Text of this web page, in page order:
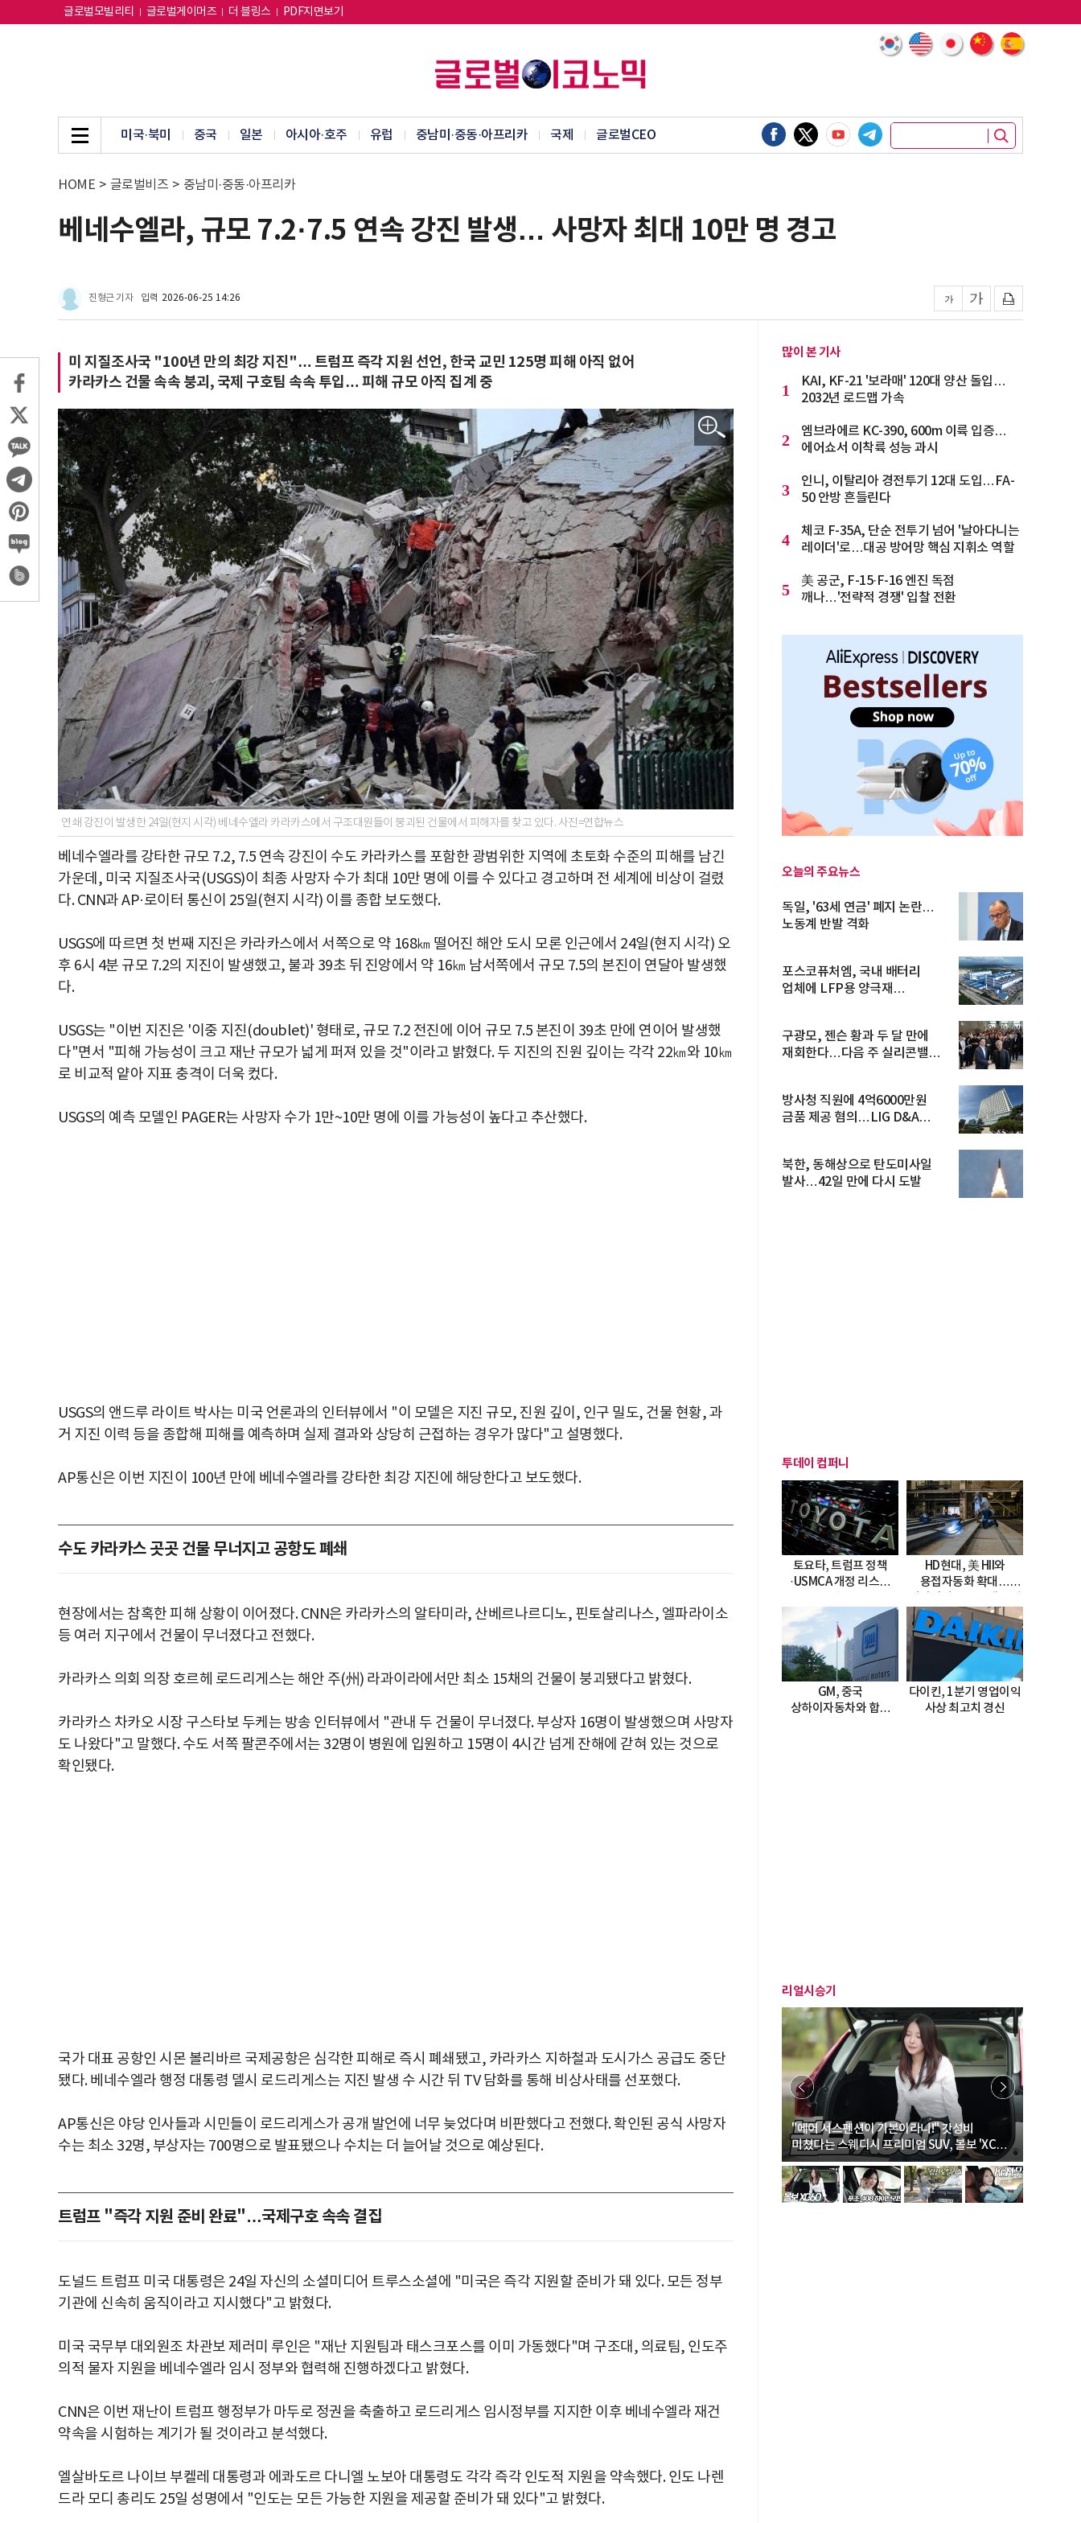
글로벌모빌리티 글로벌게이머즈 더 블링스 PDF지면보기
미국·북미 중국 일본 아시아·호주 유럽 중남미·중동·아프리카 국제 글로벌CEO
HOME > 글로벌비즈 > 중남미·중동·아프리카
베네수엘라, 규모 7.2·7.5 연속 강진 발생… 사망자 최대 10만 명 경고
진형근 기자 입력 2026-06-25 14:26
미 지질조사국 "100년 만의 최강 지진"… 트럼프 즉각 지원 선언, 한국 교민 125명 피해 아직 없어
카라카스 건물 속속 붕괴, 국제 구호팀 속속 투입… 피해 규모 아직 집계 중
연쇄 강진이 발생한 24일(현지 시각) 베네수엘라 카라카스에서 구조대원들이 붕괴된 건물에서 피해자를 찾고 있다. 사진=연합뉴스
베네수엘라를 강타한 규모 7.2, 7.5 연속 강진이 수도 카라카스를 포함한 광범위한 지역에 초토화 수준의 피해를 남긴
가운데, 미국 지질조사국(USGS)이 최종 사망자 수가 최대 10만 명에 이를 수 있다고 경고하며 전 세계에 비상이 걸렸
다. CNN과 AP·로이터 통신이 25일(현지 시각) 이를 종합 보도했다.
USGS에 따르면 첫 번째 지진은 카라카스에서 서쪽으로 약 168㎞ 떨어진 해안 도시 모론 인근에서 24일(현지 시각) 오
후 6시 4분 규모 7.2의 지진이 발생했고, 불과 39초 뒤 진앙에서 약 16㎞ 남서쪽에서 규모 7.5의 본진이 연달아 발생했
다.
USGS는 "이번 지진은 '이중 지진(doublet)' 형태로, 규모 7.2 전진에 이어 규모 7.5 본진이 39초 만에 연이어 발생했
다"면서 "피해 가능성이 크고 재난 규모가 넓게 퍼져 있을 것"이라고 밝혔다. 두 지진의 진원 깊이는 각각 22㎞와 10㎞
로 비교적 얕아 지표 충격이 더욱 컸다.
USGS의 예측 모델인 PAGER는 사망자 수가 1만~10만 명에 이를 가능성이 높다고 추산했다.
USGS의 앤드루 라이트 박사는 미국 언론과의 인터뷰에서 "이 모델은 지진 규모, 진원 깊이, 인구 밀도, 건물 현황, 과
거 지진 이력 등을 종합해 피해를 예측하며 실제 결과와 상당히 근접하는 경우가 많다"고 설명했다.
AP통신은 이번 지진이 100년 만에 베네수엘라를 강타한 최강 지진에 해당한다고 보도했다.
수도 카라카스 곳곳 건물 무너지고 공항도 폐쇄
현장에서는 참혹한 피해 상황이 이어졌다. CNN은 카라카스의 알타미라, 산베르나르디노, 핀토살리나스, 엘파라이소
등 여러 지구에서 건물이 무너졌다고 전했다.
카라카스 의회 의장 호르헤 로드리게스는 해안 주(州) 라과이라에서만 최소 15채의 건물이 붕괴됐다고 밝혔다.
카라카스 차카오 시장 구스타보 두케는 방송 인터뷰에서 "관내 두 건물이 무너졌다. 부상자 16명이 발생했으며 사망자
도 나왔다"고 말했다. 수도 서쪽 팔콘주에서는 32명이 병원에 입원하고 15명이 4시간 넘게 잔해에 갇혀 있는 것으로
확인됐다.
국가 대표 공항인 시몬 볼리바르 국제공항은 심각한 피해로 즉시 폐쇄됐고, 카라카스 지하철과 도시가스 공급도 중단
됐다. 베네수엘라 행정 대통령 델시 로드리게스는 지진 발생 수 시간 뒤 TV 담화를 통해 비상사태를 선포했다.
AP통신은 야당 인사들과 시민들이 로드리게스가 공개 발언에 너무 늦었다며 비판했다고 전했다. 확인된 공식 사망자
수는 최소 32명, 부상자는 700명으로 발표됐으나 수치는 더 늘어날 것으로 예상된다.
트럼프 "즉각 지원 준비 완료"…국제구호 속속 결집
도널드 트럼프 미국 대통령은 24일 자신의 소셜미디어 트루스소셜에 "미국은 즉각 지원할 준비가 돼 있다. 모든 정부
기관에 신속히 움직이라고 지시했다"고 밝혔다.
미국 국무부 대외원조 차관보 제러미 루인은 "재난 지원팀과 태스크포스를 이미 가동했다"며 구조대, 의료팀, 인도주
의적 물자 지원을 베네수엘라 임시 정부와 협력해 진행하겠다고 밝혔다.
CNN은 이번 재난이 트럼프 행정부가 마두로 정권을 축출하고 로드리게스 임시정부를 지지한 이후 베네수엘라 재건
약속을 시험하는 계기가 될 것이라고 분석했다.
엘살바도르 나이브 부켈레 대통령과 에콰도르 다니엘 노보아 대통령도 각각 즉각 인도적 지원을 약속했다. 인도 나렌
드라 모디 총리도 25일 성명에서 "인도는 모든 가능한 지원을 제공할 준비가 돼 있다"고 밝혔다.
많이 본 기사
1
KAI, KF-21 '보라매' 120대 양산 돌입…
2032년 로드맵 가속
2
엠브라에르 KC-390, 600m 이륙 입증…
에어쇼서 이착륙 성능 과시
3
인니, 이탈리아 경전투기 12대 도입…FA-
50 안방 흔들린다
4
체코 F-35A, 단순 전투기 넘어 '날아다니는
레이더'로…대공 방어망 핵심 지휘소 역할
5
美 공군, F-15·F-16 엔진 독점
깨나…'전략적 경쟁' 입찰 전환
오늘의 주요뉴스
독일, '63세 연금' 폐지 논란…
노동계 반발 격화
포스코퓨처엠, 국내 배터리
업체에 LFP용 양극재
구광모, 젠슨 황과 두 달 만에
재회한다…다음 주 실리콘밸리
방사청 직원에 4억6000만원
금품 제공 혐의…LIG D&A
북한, 동해상으로 탄도미사일
발사…42일 만에 다시 도발
투데이 컴퍼니
토요타, 트럼프 정책
·USMCA 개정 리스크
HD현대, 美 HII와
용접자동화 확대…
도입
GM, 중국
상하이자동차와 합작
다이킨, 1분기 영업이익
사상 최고치 경신
리얼시승기
박지수 아나운서가 타본 ‘전설의 무쏘’… “여성·
"에어 서스펜션이 기본이라니!" 갓성비
미쳤다는 스웨디시 프리미엄 SUV, 볼보 'XC60
B5 울트라'